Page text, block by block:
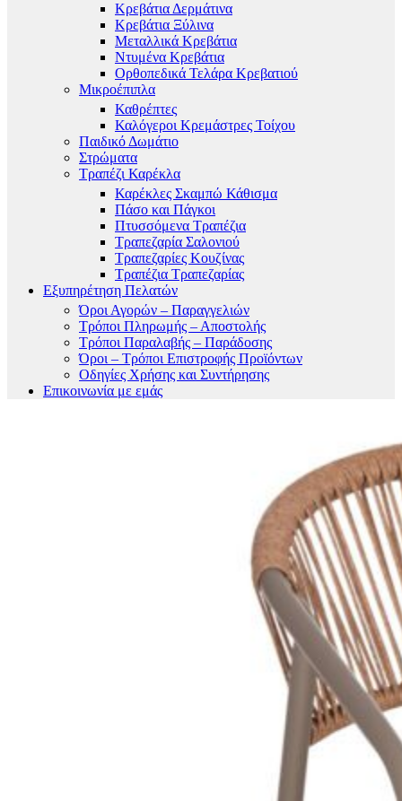
Κρεβάτια Δερμάτινα
Κρεβάτια Ξύλινα
Μεταλλικά Κρεβάτια
Ντυμένα Κρεβάτια
Ορθοπεδικά Τελάρα Κρεβατιού
Μικροέπιπλα
Καθρέπτες
Καλόγεροι Κρεμάστρες Τοίχου
Παιδικό Δωμάτιο
Στρώματα
Τραπέζι Καρέκλα
Καρέκλες Σκαμπώ Κάθισμα
Πάσο και Πάγκοι
Πτυσσόμενα Τραπέζια
Τραπεζαρία Σαλονιού
Τραπεζαρίες Κουζίνας
Τραπέζια Τραπεζαρίας
Εξυπηρέτηση Πελατών
Όροι Αγορών – Παραγγελιών
Τρόποι Πληρωμής – Αποστολής
Τρόποι Παραλαβής – Παράδοσης
Όροι – Τρόποι Επιστροφής Προϊόντων
Οδηγίες Χρήσης και Συντήρησης
Επικοινωνία με εμάς